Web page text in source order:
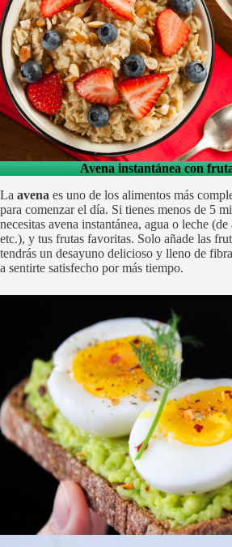
Avena instantánea con
La avena es uno de los alimentos más
para comenzar el día. Si tienes menos de 5
necesitas avena instantánea, agua o leche
etc.), y tus frutas favoritas. Solo añade las
tendrás un desayuno delicioso y lleno de
a sentirte satisfecho por más tiempo.